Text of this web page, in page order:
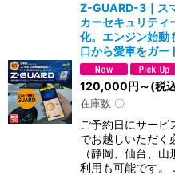
絞
Z-GUARD-3｜ス
カーセキュリティ
化。エンジン始動
口から愛車をガー
120,000円 ～(税
在庫数 〇
ご予約日にサービ
でお越しいただく
（静岡、仙台、
利用も可能です。